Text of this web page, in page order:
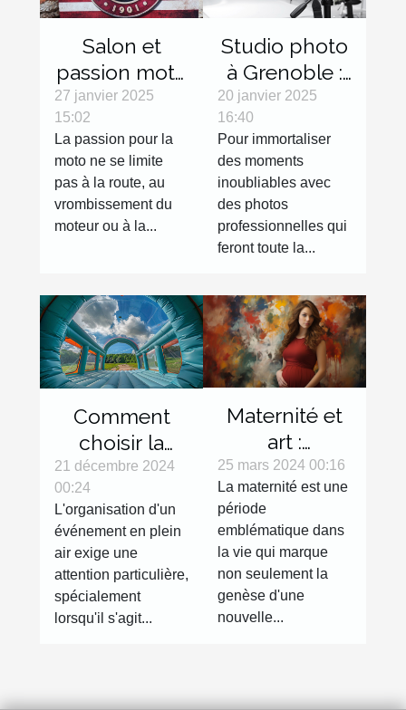
Salon et
passion moto
: les objets
décoration
qui feront
toute la
différence
27 janvier 2025
15:02
La passion pour la
moto ne se limite
pas à la route, au
vrombissement du
moteur ou à la...
Studio photo
à Grenoble :
réalisez des
clichés de
qualité !
20 janvier 2025
16:40
Pour immortaliser
des moments
inoubliables avec
des photos
professionnelles qui
feront toute la...
Comment
choisir la
bonne tente
gonflable
pour votre
évènement
21 décembre 2024
00:24
L'organisation d'un
événement en plein
air exige une
attention particulière,
spécialement
lorsqu'il s'agit...
Maternité et
art :
l'expression
de la
grossesse à
travers la
photographie
25 mars 2024 00:16
La maternité est une
période
emblématique dans
la vie qui marque
non seulement la
genèse d'une
nouvelle...